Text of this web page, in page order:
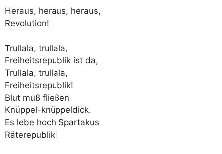
Heraus, heraus, heraus,
Revolution!
Trullala, trullala,
Freiheitsrepublik ist da,
Trullala, trullala,
Freiheitsrepublik!
Blut muß fließen
Knüppel-knüppeldick.
Es lebe hoch Spartakus
Räterepublik!